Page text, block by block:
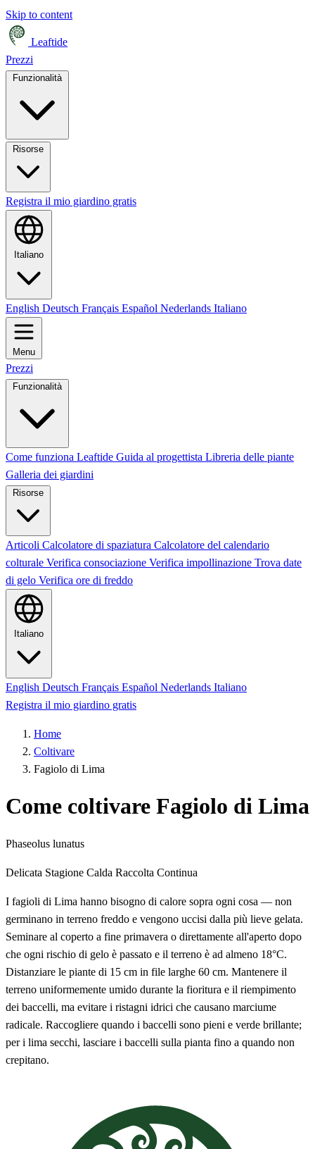
Skip to content
Leaftide
Prezzi
Funzionalità
Registra il mio giardino gratis
Italiano
English Deutsch Français Español Nederlands Italiano
Menu
Prezzi
Funzionalità
Come funziona Leaftide Guida al progettista Libreria delle piante
Galleria dei giardini
Risorse
Articoli Calcolatore di spaziatura Calcolatore del calendario
colturale Verifica consociazione Verifica impollinazione Trova date
di gelo Verifica ore di freddo
Italiano
English Deutsch Français Español Nederlands Italiano
Registra il mio giardino gratis
Home
Coltivare
Fagiolo di Lima
Come coltivare Fagiolo di Lima
Phaseolus lunatus
Delicata Stagione Calda Raccolta Continua
I fagioli di Lima hanno bisogno di calore sopra ogni cosa — non
germinano in terreno freddo e vengono uccisi dalla più lieve gelata.
Seminare al coperto a fine primavera o direttamente all'aperto dopo
che ogni rischio di gelo è passato e il terreno è ad almeno 18°C.
Distanziare le piante di 15 cm in file larghe 60 cm. Mantenere il
terreno uniformemente umido durante la fioritura e il riempimento
dei baccelli, ma evitare i ristagni idrici che causano marciume
radicale. Raccogliere quando i baccelli sono pieni e verde brillante;
per i lima secchi, lasciare i baccelli sulla pianta fino a quando non
crepitano.